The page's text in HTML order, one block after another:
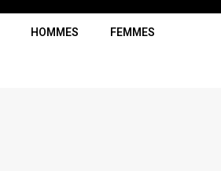
HOMMES FEMMES